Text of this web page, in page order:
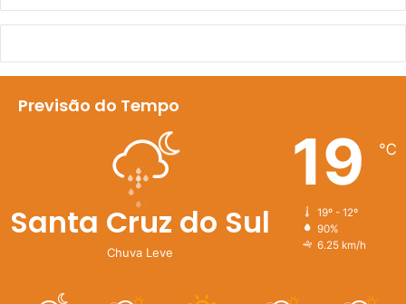
Previsão do Tempo
Santa Cruz do Sul
Chuva Leve
19 ℃
19º - 12º
90%
6.25 km/h